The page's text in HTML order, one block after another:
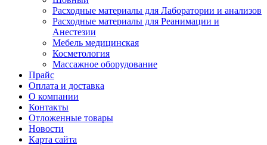
Расходные материалы для Лаборатории и анализов
Расходные материалы для Реанимации и
Анестезии
Мебель медицинская
Косметология
Массажное оборудование
Прайс
Оплата и доставка
О компании
Контакты
Отложенные товары
Новости
Карта сайта